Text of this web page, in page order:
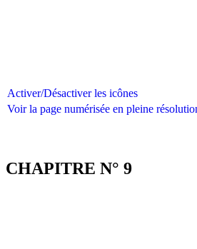
Activer/Désactiver les icônes
Voir la page numérisée en pleine
CHAPITRE N° 9